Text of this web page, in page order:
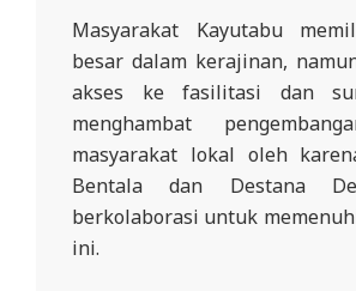
Masyarakat Kayutabu
besar dalam kerajinan,
akses ke fasilitasi dan
menghambat
masyarakat lokal oleh
Bentala dan Destana
berkolaborasi untuk
ini.